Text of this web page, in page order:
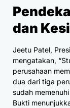
dan
Jeetu Patel,
mengatakan,
perusahaan
dua dari tiga
sudah
Bukti